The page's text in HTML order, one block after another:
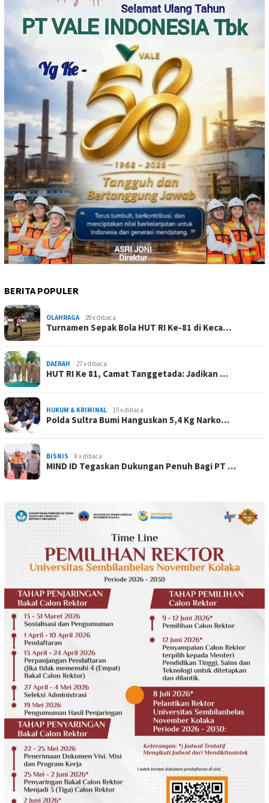
BERITA POPULER
OLAHRAGA 29 x dibaca
Turnamen Sepak Bola HUT RI Ke-81 di Keca…
DAERAH 27 x dibaca
HUT RI Ke 81, Camat Tanggetada: Jadikan …
HUKUM & KRIMINAL 15 x dibaca
Polda Sultra Bumi Hanguskan 5,4 Kg Narko…
BISNIS 8 x dibaca
MIND ID Tegaskan Dukungan Penuh Bagi PT …